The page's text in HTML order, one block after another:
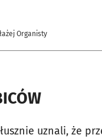
Organisty
uznali, że